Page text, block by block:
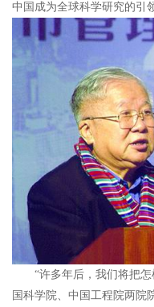
中国成为全球科学研究的引
“许多年后，我们将把怎
国科学院、中国工程院两院